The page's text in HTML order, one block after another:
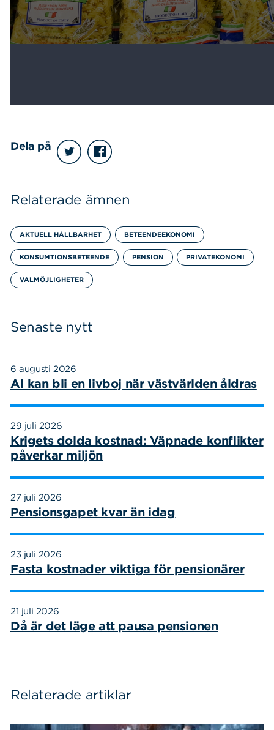
Dela på
Relaterade ämnen
AKTUELL HÅLLBARHET BETEENDEEKONOMI
KONSUMTIONSBETEENDE PENSION PRIVATEKONOMI
VALMÖJLIGHETER
Senaste nytt
6 augusti 2026
AI kan bli en livboj när västvärlden åldras
29 juli 2026
Krigets dolda kostnad: Väpnade konflikter
påverkar miljön
27 juli 2026
Pensionsgapet kvar än idag
23 juli 2026
Fasta kostnader viktiga för pensionärer
21 juli 2026
Då är det läge att pausa pensionen
Relaterade artiklar